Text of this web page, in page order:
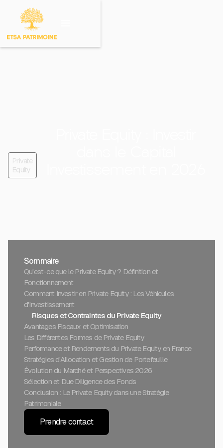
Investir sur un
produit
Private
Equity
Sommaire
Qu'est-ce que le Private Equity ? Définition et
Fonctionnement
Comment Investir en Private Equity : Les Véhicules
d'Investissement
Risques et Contraintes du Private Equity
Avantages Fiscaux et Optimisation
Les Différentes Formes de Private Equity
Performance et Rendements du Private Equity en France
Stratégies d'Allocation et Gestion de Portefeuille
Évolution du Marché et Perspectives 2026
Sélection et Due Diligence des Fonds
Conclusion : Le Private Equity dans une Stratégie
Patrimoniale
Prendre contact